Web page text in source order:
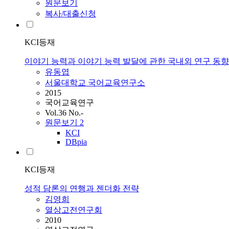
원문보기
복사/대출신청
KCI등재
이야기 능력과 이야기 능력 발달에 관한 국내외 연구 동
유동엽
서울대학교 국어교육연구소
2015
국어교육연구
Vol.36 No.-
원문보기 2
KCI
DBpia
KCI등재
성적 담론의 연행과 젠더화 전략
김영희
열상고전연구회
2010